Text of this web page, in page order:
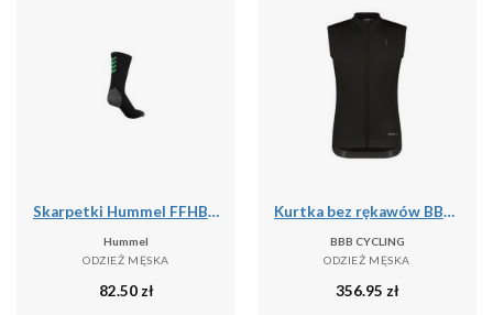
Skarpetki Hummel FFHB Pro
Hummel
ODZIEŻ MĘSKA
82.50 zł
Kurtka bez rękawów BBB Cycling Triguard
BBB CYCLING
ODZIEŻ MĘSKA
356.95 zł